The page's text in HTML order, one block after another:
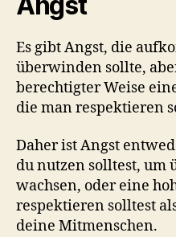
Es gibt Angst, die
überwinden sollte,
berechtigter Weise
die man respektieren
Daher ist Angst
du nutzen solltest, um
wachsen, oder eine
respektieren solltest
deine Mitmenschen.